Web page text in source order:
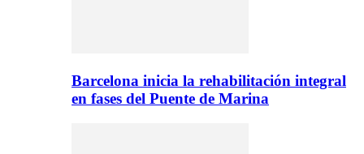
Barcelona inicia la rehabilitación integral
en fases del Puente de Marina